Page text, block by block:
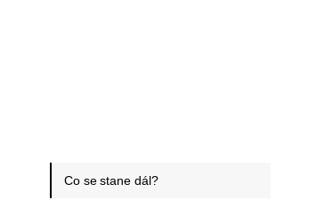
Co se stane dál?